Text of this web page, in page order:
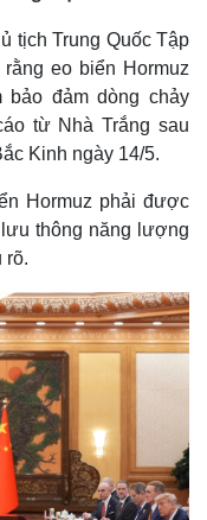
tịch Trung Quốc Tập
eo biển Hormuz
đảm dòng chảy
từ Nhà Trắng sau
Kinh ngày 14/5.
Hormuz phải được
thông năng lượng
rõ.